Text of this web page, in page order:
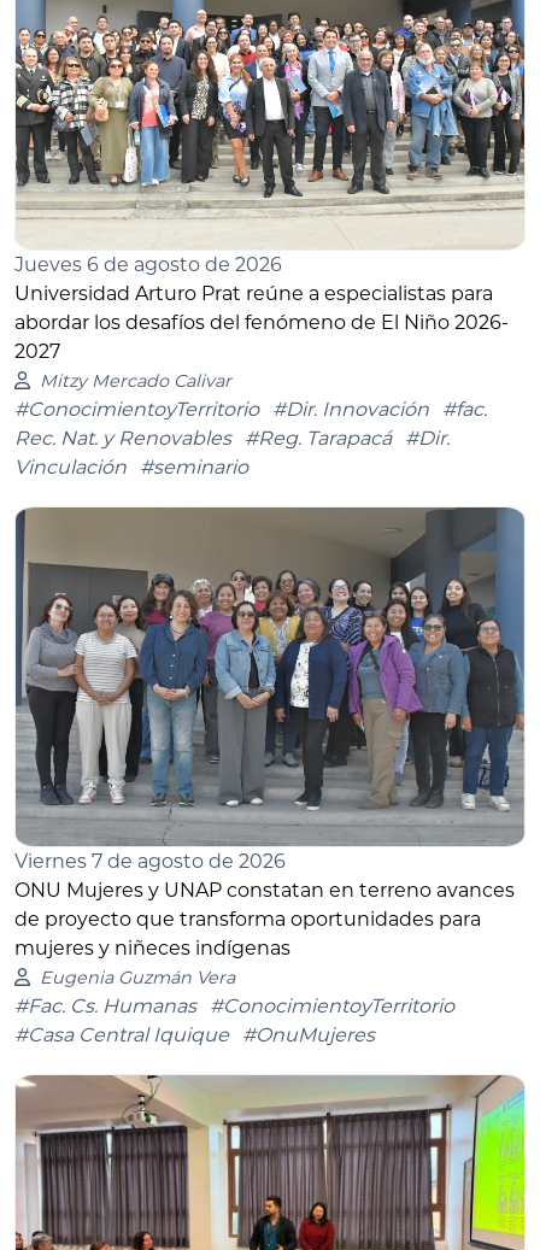
Jueves 6 de agosto de 2026
Universidad Arturo Prat reúne a especialistas para
abordar los desafíos del fenómeno de El Niño 2026-
2027
Mitzy Mercado Calivar
#ConocimientoyTerritorio #Dir. Innovación
#fac.
Rec. Nat. y Renovables
#Reg. Tarapacá
#Dir.
Vinculación
#seminario
Viernes 7 de agosto de 2026
ONU Mujeres y UNAP constatan en terreno avances
de proyecto que transforma oportunidades para
mujeres y niñeces indígenas
Eugenia Guzmán Vera
#Fac. Cs. Humanas
#ConocimientoyTerritorio
#Casa Central Iquique
#OnuMujeres